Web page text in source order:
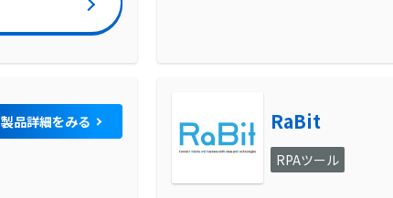
製品詳細をみる RaBit
RPAツール